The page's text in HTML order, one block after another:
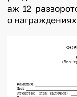
аж 12
о